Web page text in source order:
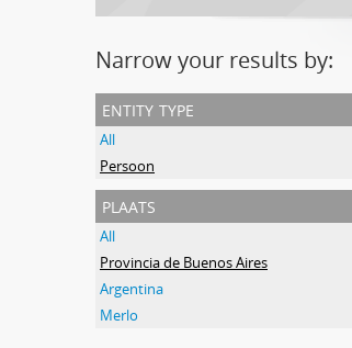
Narrow your results by:
entity type
All
Persoon
plaats
All
Provincia de Buenos Aires
Argentina
Merlo